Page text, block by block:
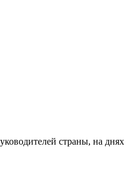
страны, на